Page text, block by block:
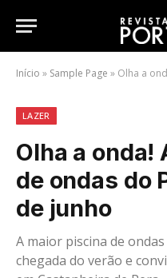
Início » Sample Page » Olha a onda!
LAZER
Olha a onda!
de ondas do
de junho
A maior piscina de
chegada do verão e